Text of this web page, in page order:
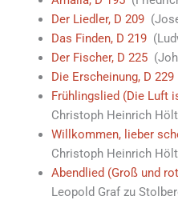
Der Liedler, D 209
Das Finden, D 219
Der Fischer, D 225
Die Erscheinung, D 229
Frühlingslied (Die Luft
Christoph Heinrich
Willkommen, lieber
Christoph Heinrich
Abendlied (Groß und
Leopold Graf zu